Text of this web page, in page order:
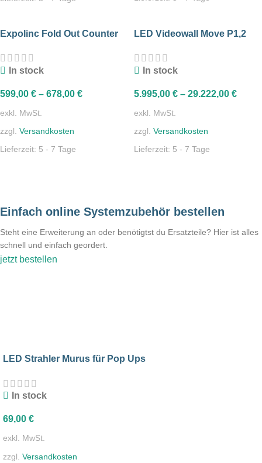
Expolinc Fold Out Counter
In stock
599,00 € – 678,00 €
exkl. MwSt.
zzgl. Versandkosten
Lieferzeit: 5 - 7 Tage
LED Videowall Move P1,2
In stock
5.995,00 € – 29.222,00 €
exkl. MwSt.
zzgl. Versandkosten
Lieferzeit: 5 - 7 Tage
Einfach online Systemzubehör bestellen
Steht eine Erweiterung an oder benötigtst du Ersatzteile? Hier ist alles
schnell und einfach geordert.
jetzt bestellen
jetzt kaufen
Transporttaschen Set
jetzt kaufen
LED Strahler Murus für Pop Ups
In stock
69,00 €
exkl. MwSt.
zzgl. Versandkosten